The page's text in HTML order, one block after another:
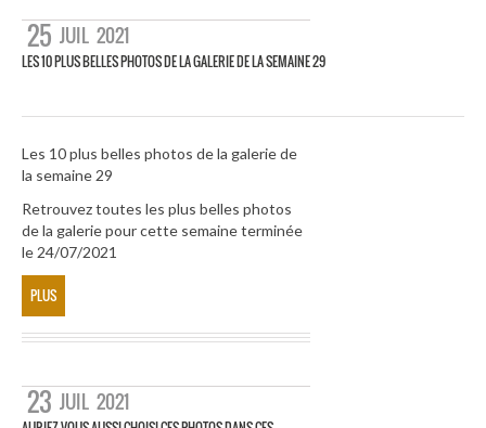
25 JUIL 2021
LES 10 PLUS BELLES PHOTOS DE LA GALERIE DE LA SEMAINE 29
Les 10 plus belles photos de la galerie de
la semaine 29
Retrouvez toutes les plus belles photos
de la galerie pour cette semaine terminée
le 24/07/2021
PLUS
23 JUIL 2021